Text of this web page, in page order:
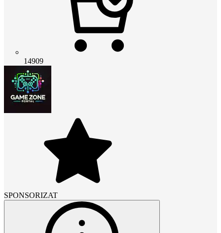
14909
SPONSORIZAT